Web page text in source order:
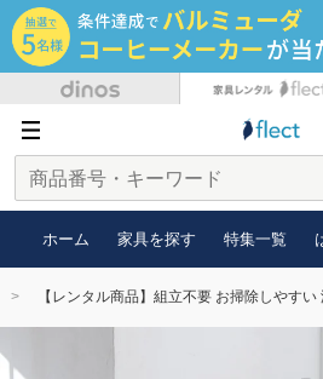
ホーム 家具を探す 特集一覧
【レンタル商品】組立不要 お掃除しやす